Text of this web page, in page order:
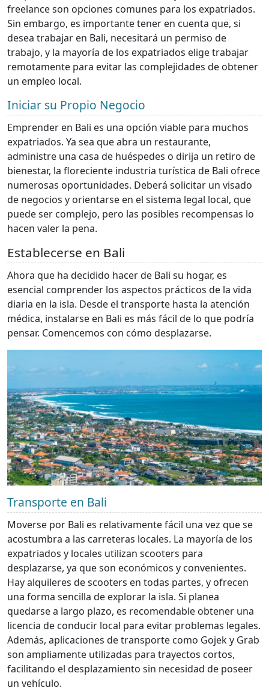
freelance son opciones comunes para los expatriados.
Sin embargo, es importante tener en cuenta que, si
desea trabajar en Bali, necesitará un permiso de
trabajo, y la mayoría de los expatriados elige trabajar
remotamente para evitar las complejidades de obtener
un empleo local.
Iniciar su Propio Negocio
Emprender en Bali es una opción viable para muchos
expatriados. Ya sea que abra un restaurante,
administre una casa de huéspedes o dirija un retiro de
bienestar, la floreciente industria turística de Bali ofrece
numerosas oportunidades. Deberá solicitar un visado
de negocios y orientarse en el sistema legal local, que
puede ser complejo, pero las posibles recompensas lo
hacen valer la pena.
Establecerse en Bali
Ahora que ha decidido hacer de Bali su hogar, es
esencial comprender los aspectos prácticos de la vida
diaria en la isla. Desde el transporte hasta la atención
médica, instalarse en Bali es más fácil de lo que podría
pensar. Comencemos con cómo desplazarse.
Transporte en Bali
Moverse por Bali es relativamente fácil una vez que se
acostumbra a las carreteras locales. La mayoría de los
expatriados y locales utilizan scooters para
desplazarse, ya que son económicos y convenientes.
Hay alquileres de scooters en todas partes, y ofrecen
una forma sencilla de explorar la isla. Si planea
quedarse a largo plazo, es recomendable obtener una
licencia de conducir local para evitar problemas legales.
Además, aplicaciones de transporte como Gojek y Grab
son ampliamente utilizadas para trayectos cortos,
facilitando el desplazamiento sin necesidad de poseer
un vehículo.